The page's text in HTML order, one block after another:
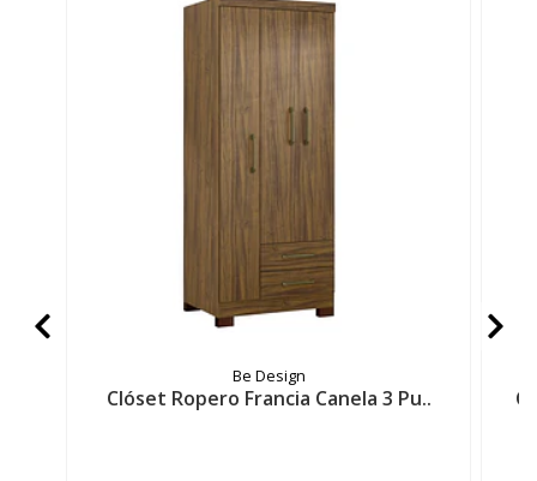
Be Design
Clóset Ropero Francia Canela 3 Pu..